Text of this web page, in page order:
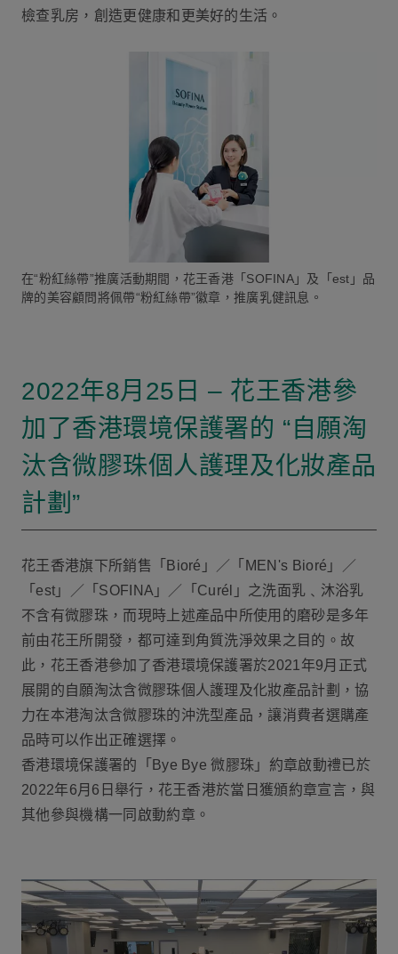
檢查乳房，創造更健康和更美好的生活。
在“粉紅絲帶”推廣活動期間，花王香港「SOFINA」及「est」品
牌的美容顧問將佩帶“粉紅絲帶”徽章，推廣乳健訊息。
2022年8月25日 – 花王香港參
加了香港環境保護署的 “自願淘
汰含微膠珠個人護理及化妝產品
計劃”
花王香港旗下所銷售「Bioré」／「MEN's Bioré」／
「est」／「SOFINA」／「Curél」之洗面乳﹑沐浴乳
不含有微膠珠，而現時上述產品中所使用的磨砂是多年
前由花王所開發，都可達到角質洗淨效果之目的。故
此，花王香港參加了香港環境保護署於2021年9月正式
展開的自願淘汰含微膠珠個人護理及化妝產品計劃，協
力在本港淘汰含微膠珠的沖洗型產品，讓消費者選購產
品時可以作出正確選擇。
香港環境保護署的「Bye Bye 微膠珠」約章啟動禮已於
2022年6月6日舉行，花王香港於當日獲頒約章宣言，與
其他參與機構一同啟動約章。